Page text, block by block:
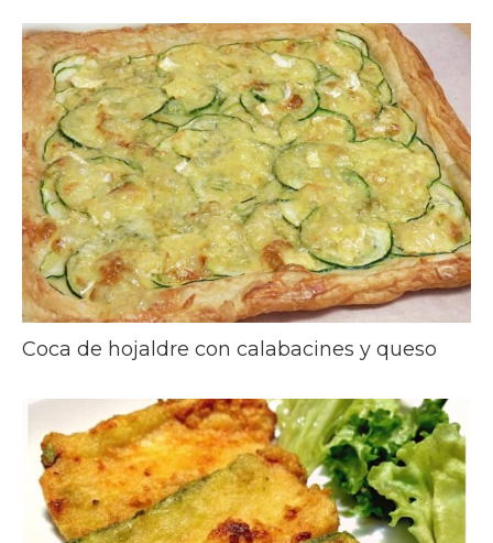
Coca de hojaldre con calabacines y queso